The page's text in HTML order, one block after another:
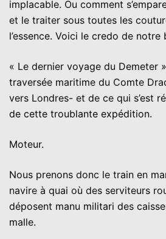
implacable. Ou comment
et le traiter sous toutes les
l’essence. Voici le credo de notre
« Le dernier voyage du Demeter
traversée maritime du Comte
vers Londres- et de ce qui s’est
de cette troublante expédition.
Moteur.
Nous prenons donc le train en
navire à quai où des serviteurs
déposent manu militari des
malle.